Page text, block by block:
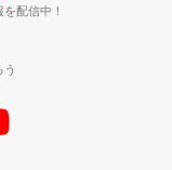
配信中！